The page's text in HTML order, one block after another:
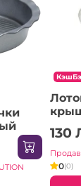
(1/
130
0(0)